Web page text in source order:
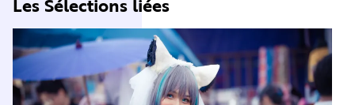
Les Sélections liées